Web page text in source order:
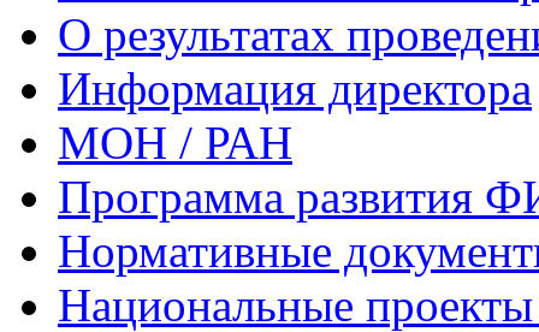
О результатах
Информация директора
МОН / РАН
Программа развития
Нормативные
Национальные